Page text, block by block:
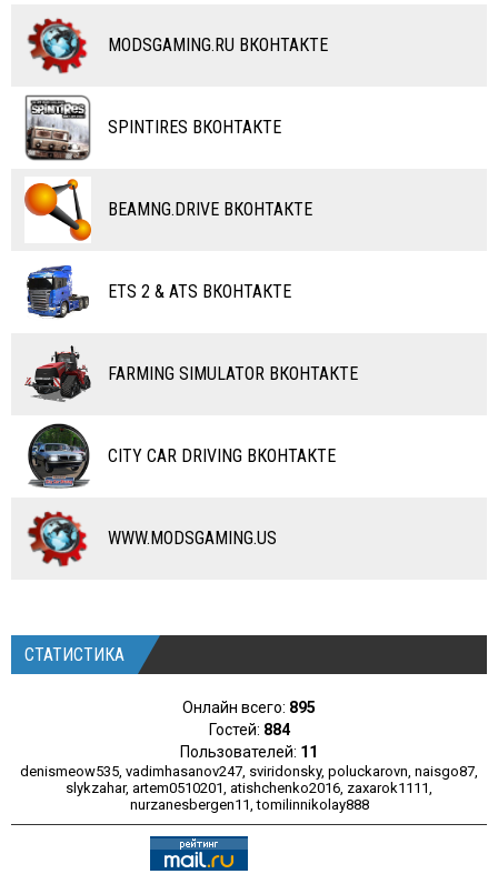
ДРУГИЕ МОДЫ
ДРУГИЕ МОДЫ
МОТОЦИКЛЫ
ВЕЛОСИПЕДЫ
ТАНКИ
ПОЕЗДА
ВОДНЫЙ ТРАНСПОРТ
САМОЛЕТЫ
RC ТРАНСПОРТ
КАРТЫ
ЧИТЫ
ПРОГРАММЫ
РАЗНОЕ
КОМБАЙНЫ
ТЮНИНГ
КАРТЫ
MODSGAMING.RU ВКОНТАКТЕ
SPINTIRES ВКОНТАКТЕ
BEAMNG.DRIVE ВКОНТАКТЕ
ETS 2 & ATS ВКОНТАКТЕ
FARMING SIMULATOR ВКОНТАКТЕ
CITY CAR DRIVING ВКОНТАКТЕ
WWW.MODSGAMING.US
СТАТИСТИКА
Онлайн всего: 895
Гостей: 884
Пользователей: 11
denismeow535, vadimhasanov247, sviridonsky, poluckarovn, naisgo87,
slykzahar, artem0510201, atishchenko2016, zaxarok1111,
nurzanesbergen11,tomilinnikolay888